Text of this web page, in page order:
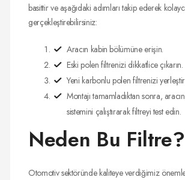
basittir ve aşağıdaki adımları takip ederek
gerçekleştirebilirsiniz:
Aracın kabin bölümüne erişin.
Eski polen filtrenizi dikkatlice çıkarın.
Yeni karbonlu polen filtrenizi
Montajı tamamladıktan sonra,
sistemini çalıştırarak filtreyi test edin.
Neden Bu Filtre?
Otomotiv sektöründe kaliteye verdiğimiz